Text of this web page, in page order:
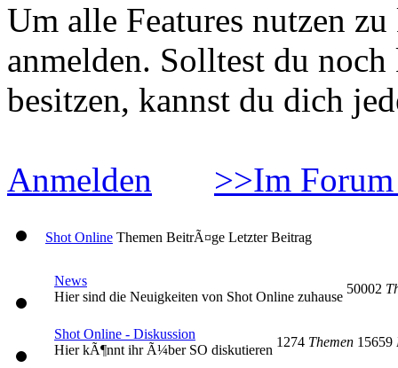
Um alle Features nutzen
anmelden. Solltest du
besitzen, kannst du dich
Anmelden >>Im
Shot Online Themen BeitrÃ¤ge Letzter Beitrag
News
Hier sind die Neuigkeiten von Shot Online zuhause
50002
Shot Online - Diskussion
Hier kÃ¶nnt ihr Ã¼ber SO diskutieren
1274 Themen 15659